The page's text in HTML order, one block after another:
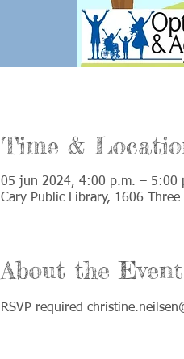
Time &
05 jun 2024, 4:00 p.m. – 5:00
Cary Public Library, 1606
About the Event
RSVP required